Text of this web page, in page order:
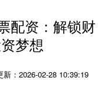
配资：解锁财
梦想
新：2026-02-28 10:39:19